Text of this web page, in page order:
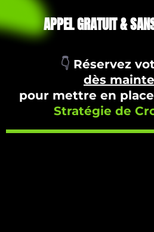
APPEL GRATUIT &
👇 Réservez
dès
pour mettre en
Stratégie de